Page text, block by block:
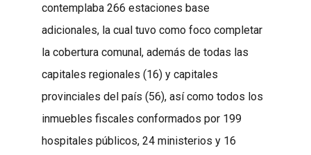
contemplaba 266 estaciones base
adicionales, la cual tuvo como foco completar
la cobertura comunal, además de todas las
capitales regionales (16) y capitales
provinciales del país (56), así como todos los
inmuebles fiscales conformados por 199
hospitales públicos, 24 ministerios y 16